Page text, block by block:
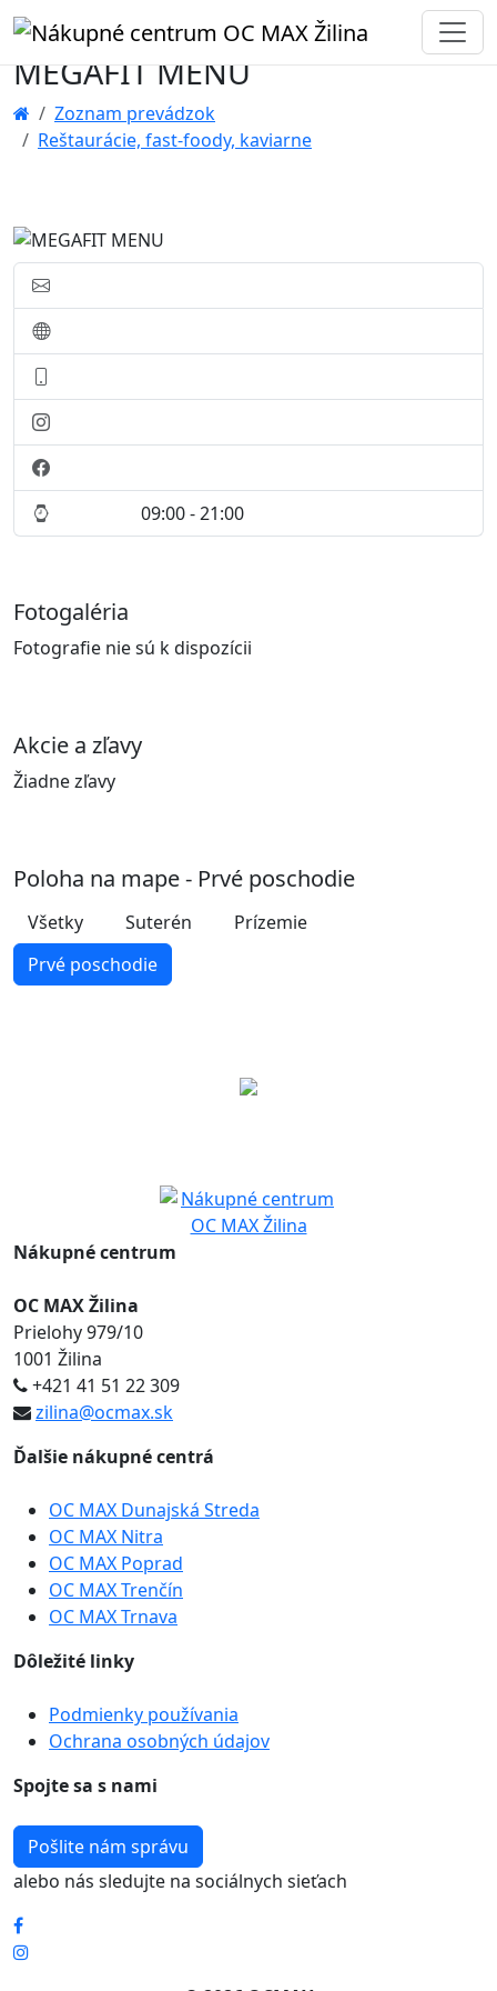
MEGAFIT MENU
Zoznam prevádzok
Reštaurácie, fast-foody, kaviarne
09:00 - 21:00
Fotogaléria
Fotografie nie sú k dispozícii
Akcie a zľavy
Žiadne zľavy
Poloha na mape - Prvé poschodie
Všetky Suterén
Prízemie
Prvé poschodie
Nákupné centrum
OC MAX Žilina
Prielohy 979/10
1001 Žilina
+421 41 51 22 309
zilina@ocmax.sk
Ďalšie nákupné centrá
OC MAX Dunajská Streda
OC MAX Nitra
OC MAX Poprad
OC MAX Trenčín
OC MAX Trnava
Dôležité linky
Podmienky používania
Ochrana osobných údajov
Spojte sa s nami
Pošlite nám správu
alebo nás sledujte na sociálnych sieťach